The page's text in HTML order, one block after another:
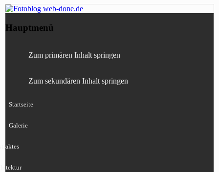
Fotoblog web-done.de
Canon, Nikon, Sony
Hauptmenü
Zum primären Inhalt springen
Zum sekundären Inhalt springen
Startseite
Galerie